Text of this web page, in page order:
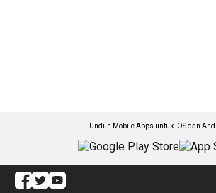
Unduh Mobile Apps untuk iOS dan